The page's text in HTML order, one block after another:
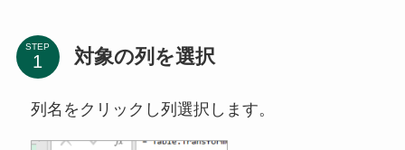
STEP 対象の列を選択
列名をクリックし列選択します。